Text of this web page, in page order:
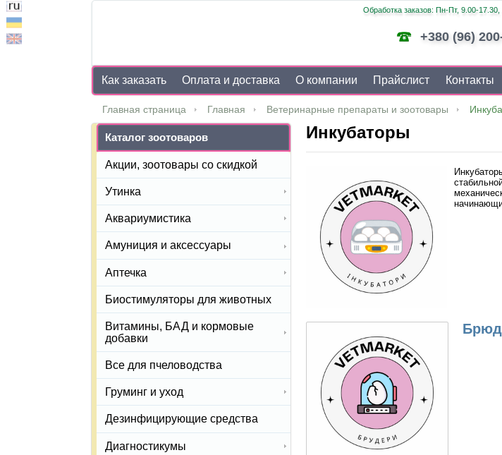
Обработка заказов: Пн-Пт, 9.00-
+380 (96)
Как заказать Оплата и доставка О компании Прайслист Контакты
Главная страница Главная Ветеринарные препараты и зоотовары
Инкубаторы
Каталог зоотоваров
Акции, зоотовары со скидкой
Утинка
Аквариумистика
Амуниция и аксессуары
Аптечка
Биостимуляторы для животных
Витамины, БАД и кормовые
добавки
Все для пчеловодства
Груминг и уход
Дезинфицирующие средства
Диагностикумы